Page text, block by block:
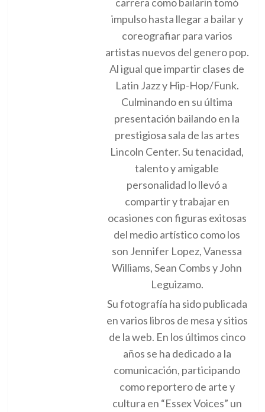
impulso hasta llegar a bailar y
coreografiar para varios
artistas nuevos del genero pop.
Al igual que impartir clases de
Latin Jazz y Hip-Hop/Funk.
Culminando en su última
presentación bailando en la
prestigiosa sala de las artes
Lincoln Center. Su tenacidad,
talento y amigable
personalidad lo llevó a
compartir y trabajar en
ocasiones con figuras exitosas
del medio artístico como los
son Jennifer Lopez, Vanessa
Williams, Sean Combs y John
Leguizamo.
Su fotografía ha sido publicada
en varios libros de mesa y sitios
de la web. En los últimos cinco
años se ha dedicado a la
comunicación, participando
como reportero de arte y
cultura en “Essex Voices” un